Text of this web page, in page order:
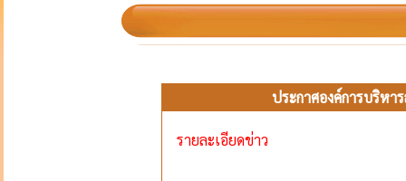
ประกาศองค์การบริหา
รายละเอียดข่าว